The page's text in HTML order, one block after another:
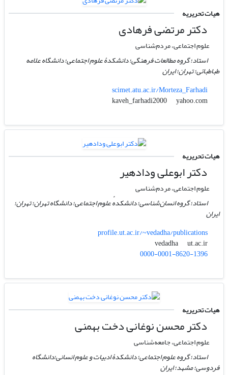
هیات تحریریه
دکتر مرتضی فرهادی
علوم اجتماعی، مردم‌شناسی
استاد؛ گروه مطالعات فرهنگی؛ دانشکدۀ علوم اجتماعی؛ دانشگاه علامه
طباطبائی؛ تهران؛ ایران
scimet.atu.ac.ir/Morteza_Farhadi
kaveh_farhadi2000
yahoo.com
هیات تحریریه
دکتر ابوعلی ودادهیر
علوم اجتماعی، مردم‌شناسی
استاد؛ گروه انسان‌شناسی؛ دانشکدهٔ علوم اجتماعی؛ دانشگاه تهران؛ تهران؛
ایران
profile.ut.ac.ir/~vedadha/publications
vedadha
ut.ac.ir
0000-0001-8620-1396
هیات تحریریه
دکتر محسن نوغانی دخت بهمنی
علوم اجتماعی، جامعه‌شناسی
استاد؛ گروه علوم اجتماعی؛ دانشکدۀ ادبیات و علوم انسانی؛دانشگاه
فردوسی؛ مشهد؛ ایران